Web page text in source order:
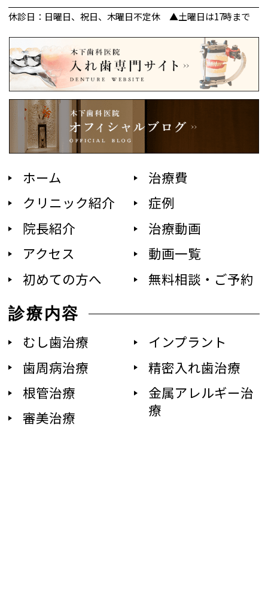
休診日：日曜日、祝日、木曜日不定休 ▲土曜日は17時まで
ホーム
クリニック紹介
院長紹介
アクセス
初めての方へ
治療費
症例
治療動画
動画一覧
無料相談・ご予約
診療内容
むし歯治療
歯周病治療
根管治療
審美治療
インプラント
精密入れ歯治療
金属アレルギー治
療